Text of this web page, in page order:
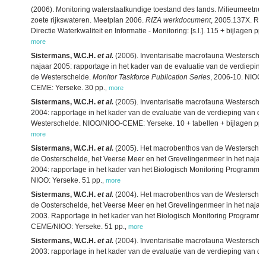
(2006). Monitoring waterstaatkundige toestand des lands. Milieumeetnet
zoete rijkswateren. Meetplan 2006. RIZA werkdocument, 2005.137X.
Directie Waterkwaliteit en Informatie - Monitoring: [s.l.]. 115 + bijlagen pp.
more
Sistermans, W.C.H. et al. (2006). Inventarisatie macrofauna
najaar 2005: rapportage in het kader van de evaluatie van de verdieping
de Westerschelde. Monitor Taskforce Publication Series, 2006-10. NIOO-
CEME: Yerseke. 30 pp. more
Sistermans, W.C.H. et al. (2005). Inventarisatie macrofauna
2004: rapportage in het kader van de evaluatie van de verdieping van de
Westerschelde. NIOO/NIOO-CEME: Yerseke. 10 + tabellen + bijlagen pp.
more
Sistermans, W.C.H. et al. (2005). Het macrobenthos van de
de Oosterschelde, het Veerse Meer en het Grevelingenmeer in het najaar
2004: rapportage in het kader van het Biologisch Monitoring Programma.
NIOO: Yerseke. 51 pp. more
Sistermans, W.C.H. et al. (2004). Het macrobenthos van de
de Oosterschelde, het Veerse Meer en het Grevelingenmeer in het najaar
2003. Rapportage in het kader van het Biologisch Monitoring
CEME/NIOO: Yerseke. 51 pp. more
Sistermans, W.C.H. et al. (2004). Inventarisatie macrofauna
2003: rapportage in het kader van de evaluatie van de verdieping van de